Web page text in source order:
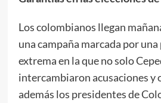
Los colombianos llegan
una campaña marcada por
extrema en la que no solo
intercambiaron acusaciones y
además los presidentes de